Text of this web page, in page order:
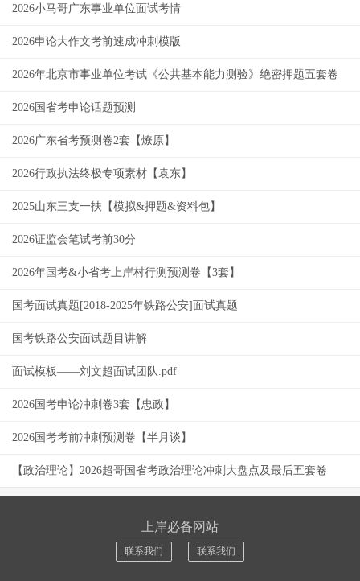
2026小马哥广东事业单位面试考情
2026申论大作文考前速成冲刺模版
2026年北京市事业单位考试《公共基本能力测验》绝密押题五套卷
2026国省考申论话题预测
2026广东省考预测卷2套【燎原】
2026行政执法终极专项素材【袁东】
2025山东三支一扶【模拟&押题&资料包】
2026证监会笔试考前30分
2026年国考&小省考上岸村行测预测卷【3套】
国考面试真题[2018-2025年铁路公安]面试真题
国考铁路公安面试题目讲解
面试模板——刘文超面试团队.pdf
2026国考申论冲刺卷3套【忠政】
2026国考考前冲刺预测卷【半月谈】
【政治理论】2026超哥国省考政治理论冲刺大盘点及最后五套卷
上岸必备网站
联系我们 联系我们